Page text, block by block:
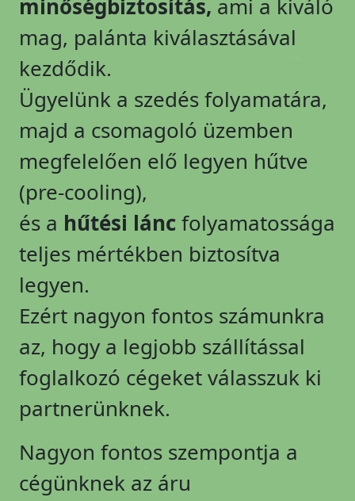
minőségbiztosítás, ami a kiváló
mag, palánta kiválasztásával
kezdődik.
Ügyelünk a szedés folyamatára,
majd a csomagoló üzemben
megfelelően elő legyen hűtve
(pre-cooling),
és a hűtési láncfolyamatossága
teljes mértékben biztosítva
legyen.
Ezért nagyon fontos számunkra
az, hogy a legjobb szállítással
foglalkozó cégeket válasszuk ki
partnerünknek.
Nagyon fontos szempontja a
cégünknek az áru